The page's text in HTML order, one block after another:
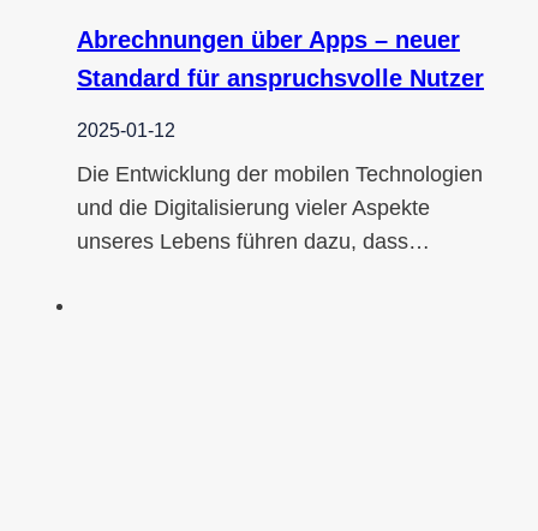
Abrechnungen über Apps – neuer
Standard für anspruchsvolle Nutzer
2025-01-12
Die Entwicklung der mobilen Technologien
und die Digitalisierung vieler Aspekte
unseres Lebens führen dazu, dass…